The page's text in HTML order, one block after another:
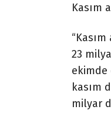
Kasım
23
ekimde
kasım
milyar